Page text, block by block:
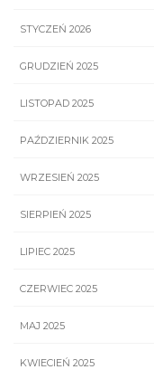
STYCZEŃ 2026
GRUDZIEŃ 2025
LISTOPAD 2025
PAŹDZIERNIK 2025
WRZESIEŃ 2025
SIERPIEŃ 2025
LIPIEC 2025
CZERWIEC 2025
MAJ 2025
KWIECIEŃ 2025